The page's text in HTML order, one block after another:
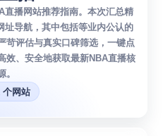
直播网站推荐指南。本次汇总精
址导航，其中包括等业内公认的
苛评估与真实口碑筛选，一键点
效、安全地获取最新NBA直播核
。
个网站